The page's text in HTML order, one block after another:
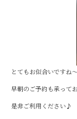
とてもお似合いですね
早朝のご予約も承って
是非ご利用ください♪